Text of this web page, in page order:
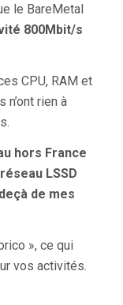
le BareMetal
800Mbit/s
CPU, RAM et
n’ont rien à
hors France
LSSD
de mes
», ce qui
vos activités.